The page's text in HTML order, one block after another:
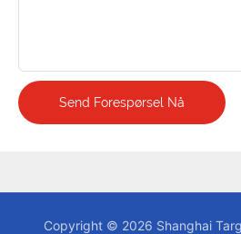
Send Forespørsel Nå
Copyright © 2026 Shanghai